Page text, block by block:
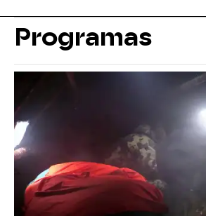
Programas